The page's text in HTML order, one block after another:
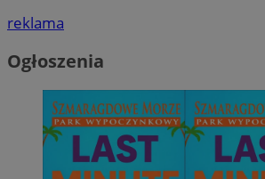
reklama
Ogłoszenia